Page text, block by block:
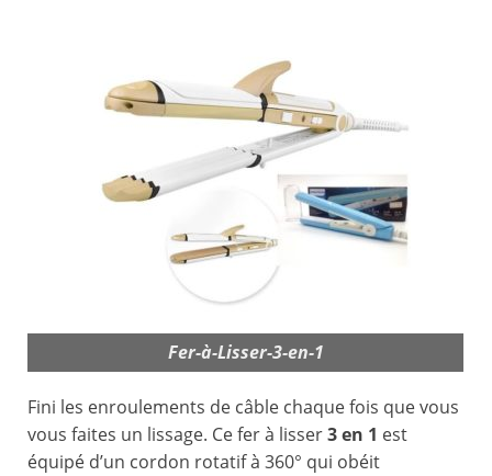
Fer-à-Lisser-3-en-1
Fini les enroulements de câble chaque fois que vous
vous faites un lissage. Ce fer à lisser3 en 1 est
équipé d’un cordon rotatif à 360° qui obéit